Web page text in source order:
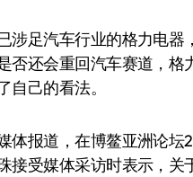
涉足汽车行业的格力电器
否还会重回汽车赛道，格
自己的看法。
体报道，在博鳌亚洲论坛
接受媒体采访时表示，关